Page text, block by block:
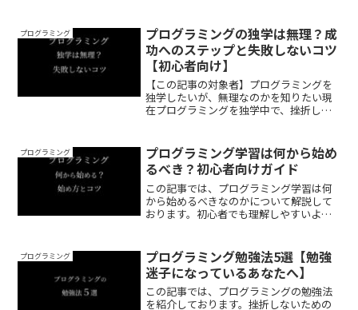
プログラミング
プログラミングの独学は無理？成
功へのステップと失敗しないコツ
【初心者向け】
【この記事の対象者】プログラミングを
独学したいが、無理なのかを知りたい現
在プログラミングを独学中で、挫折しそ
わかること】プログラミングの独学が無
理なのかと、その理由がわ...
プログラミング
プログラミング学習は何から始め
るべき？初心者向けガイド
この記事では、プログラミング学習は何
から始めるべきなのかについて解説して
おります。初心者でも理解しやすいよう
ださい。
プログラミング
プログラミング勉強法5選【勉強
迷子になっているあなたへ】
この記事では、プログラミングの勉強法
を紹介しております。挫折しないための